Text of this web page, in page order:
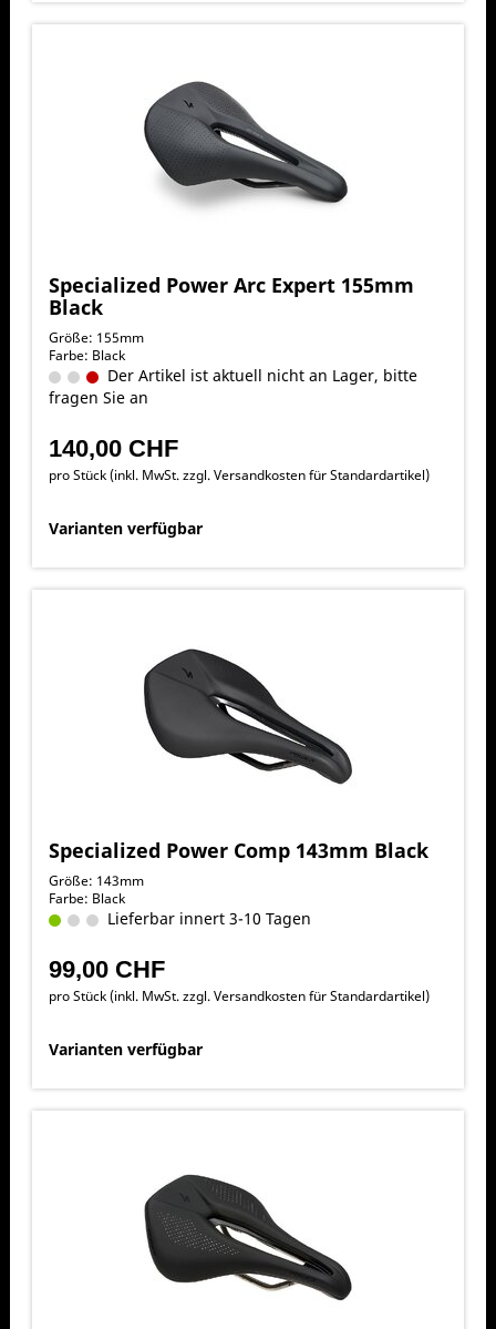
Specialized Power Arc Expert 155mm
Black
Größe: 155mm
Farbe: Black
Der Artikel ist aktuell nicht an Lager, bitte
fragen Sie an
140,00 CHF
pro Stück (inkl. MwSt. zzgl.Versandkosten für Standardartikel)
Varianten verfügbar
Specialized Power Comp 143mm Black
Größe: 143mm
Farbe: Black
Lieferbar innert 3-10 Tagen
99,00 CHF
pro Stück (inkl. MwSt. zzgl.Versandkosten für Standardartikel)
Varianten verfügbar